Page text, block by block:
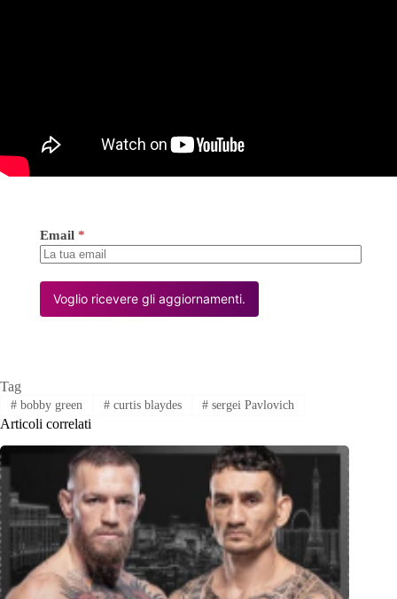
Email *
Voglio ricevere gli aggiornamenti.
Tag
#bobby green #curtis blaydes # sergei Pavlovich
Articoli correlati